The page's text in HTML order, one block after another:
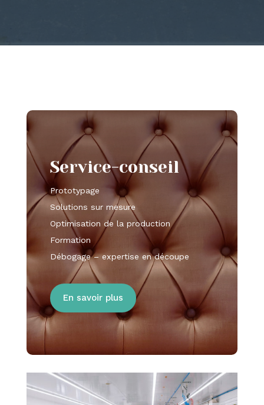
Service-conseil
Prototypage
Solutions sur mesure
Optimisation de la production
Formation
Débogage – expertise en découpe
En savoir plus